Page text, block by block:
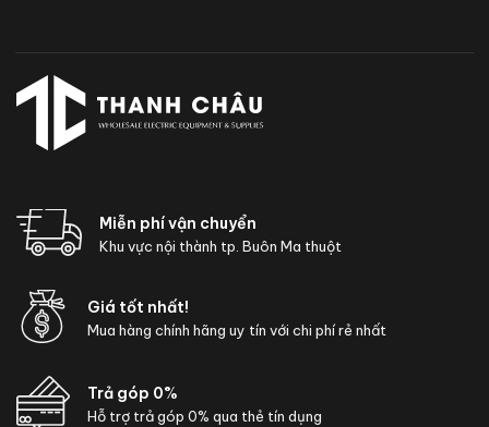
Miễn phí vận chuyển
Khu vực nội thành tp. Buôn Ma thuột
Giá tốt nhất!
Mua hàng chính hãng uy tín với chi phí rẻ nhất
Trả góp 0%
Hỗ trợ trả góp 0% qua thẻ tín dụng